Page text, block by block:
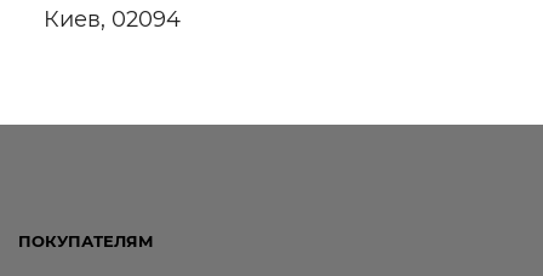
Киев, 02094
ПОКУПАТЕЛЯМ